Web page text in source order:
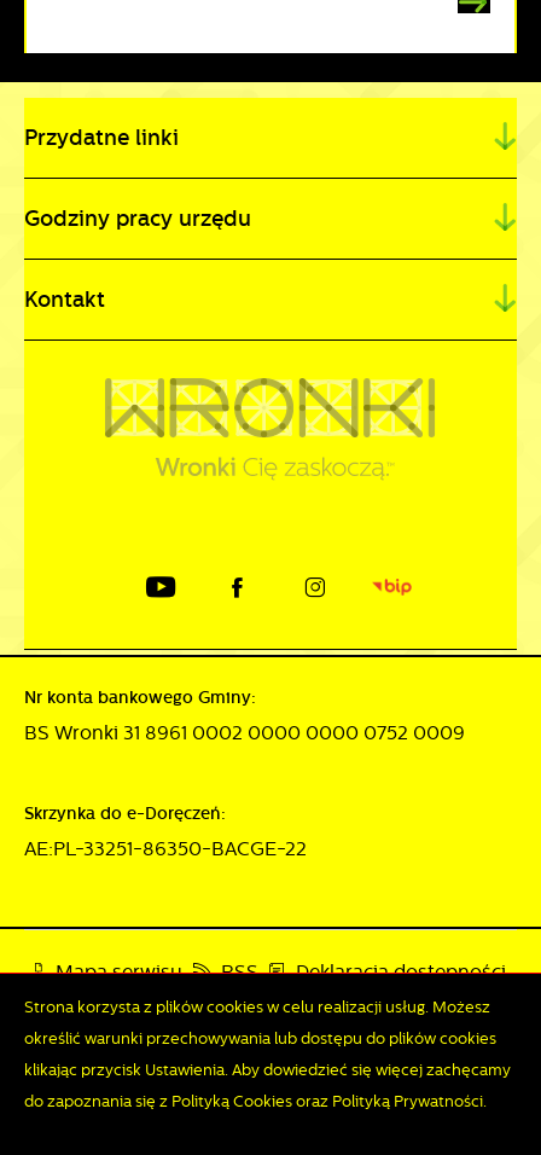
Przydatne linki
Godziny pracy urzędu
Kontakt
Nr konta bankowego Gminy:
BS Wronki 31 8961 0002 0000 0000 0752 0009
Skrzynka do e-Doręczeń:
AE:PL-33251-86350-BACGE-22
Mapa serwisu RSS Deklaracja dostępności
Polityka prywatności Sygnalista
Odwiedzin: 3822021 Online: 237
Strona korzysta z plików cookies w celu realizacji usług. Możesz
określić warunki przechowywania lub dostępu do plików cookies
klikając przycisk Ustawienia. Aby dowiedzieć się więcej zachęcamy
do zapoznania się z Polityką Cookies oraz Polityką Prywatności.